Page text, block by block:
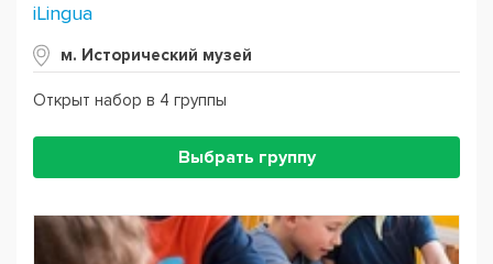
iLingua
м. Исторический музей
Открыт набор в 4 группы
Выбрать группу